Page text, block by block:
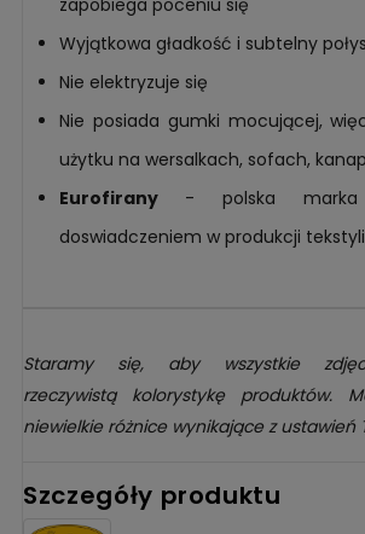
Wyjątkowa gładkość i subtelny
Nie elektryzuje się
Nie posiada gumki mocującej,
użytku na wersalkach, sofach,
Eurofirany - polska
doswiadczeniem w produkcji
Staramy się, aby wszystkie
rzeczywistą kolorystykę produktów.
niewielkie różnice wynikające z
Szczegóły produktu